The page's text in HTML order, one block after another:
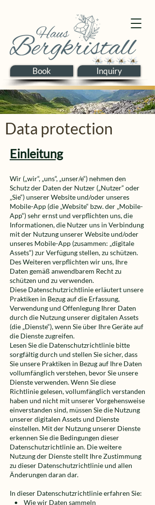
Book Inquiry
Data protection
Einleitung
Wir („wir“, „uns“, „unser/e“) nehmen den
Schutz der Daten der Nutzer („Nutzer“ oder
„Sie“) unserer Website und/oder unseres
Mobile-App (die „Website“ bzw. der „Mobile-
App“) sehr ernst und verpflichten uns, die
Informationen, die Nutzer uns in Verbindung
mit der Nutzung unserer Website und/oder
unseres Mobile-App (zusammen: „digitale
Assets“) zur Verfügung stellen, zu schützen.
Des Weiteren verpflichten wir uns, Ihre
Daten gemäß anwendbarem Recht zu
schützen und zu verwenden.
Diese Datenschutzrichtlinie erläutert unsere
Praktiken in Bezug auf die Erfassung,
Verwendung und Offenlegung Ihrer Daten
durch die Nutzung unserer digitalen Assets
(die „Dienste“), wenn Sie über Ihre Geräte auf
die Dienste zugreifen.
Lesen Sie die Datenschutzrichtlinie bitte
sorgfältig durch und stellen Sie sicher, dass
Sie unsere Praktiken in Bezug auf Ihre Daten
vollumfänglich verstehen, bevor Sie unsere
Dienste verwenden. Wenn Sie diese
Richtlinie gelesen, vollumfänglich verstanden
haben und nicht mit unserer Vorgehensweise
einverstanden sind, müssen Sie die Nutzung
unserer digitalen Assets und Dienste
einstellen. Mit der Nutzung unserer Dienste
erkennen Sie die Bedingungen dieser
Datenschutzrichtlinie an. Die weitere
Nutzung der Dienste stellt Ihre Zustimmung
zu dieser Datenschutzrichtlinie und allen
Änderungen daran dar.
In dieser Datenschutzrichtlinie erfahren Sie:
• Wie wir Daten sammeln